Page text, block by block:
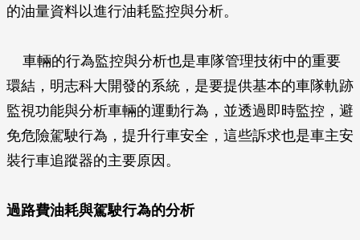
的油量資料以進行油耗監控與分析。
車輛的行為監控與分析也是車隊管理技術中的重要
環結，明志科大開發的系統，是要提供基本的車隊軌跡
監視功能與分析車輛的運動行為，並透過即時監控，避
免危險駕駛行為，提升行車安全，這些訴求也是車主安
裝行車追蹤器的主要原因。
過路費油耗與駕駛行為的分析